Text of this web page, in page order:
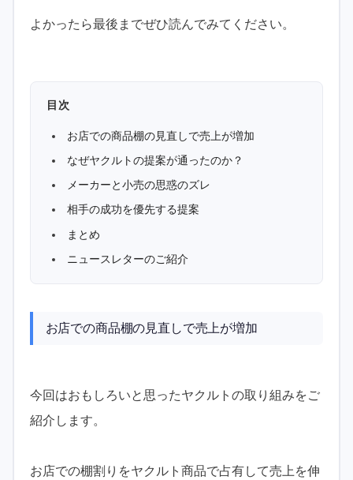
よかったら最後までぜひ読んでみてください。
目次
お店での商品棚の見直しで売上が増加
なぜヤクルトの提案が通ったのか？
メーカーと小売の思惑のズレ
相手の成功を優先する提案
まとめ
ニュースレターのご紹介
お店での商品棚の見直しで売上が増加
今回はおもしろいと思ったヤクルトの取り組みをご
紹介します。
お店での棚割りをヤクルト商品で占有して売上を伸